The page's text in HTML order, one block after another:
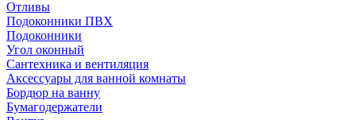
Отливы
Подоконники ПВХ
Подоконники
Угол оконный
Сантехника и вентиляция
Аксессуары для ванной комнаты
Бордюр на ванну
Бумагодержатели